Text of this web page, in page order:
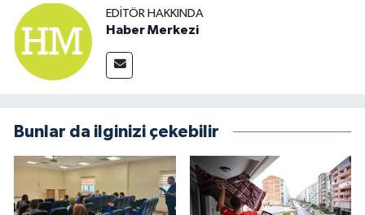
EDITÖR HAKKINDA
Haber Merkezi
Bunlar da ilginizi çekebilir